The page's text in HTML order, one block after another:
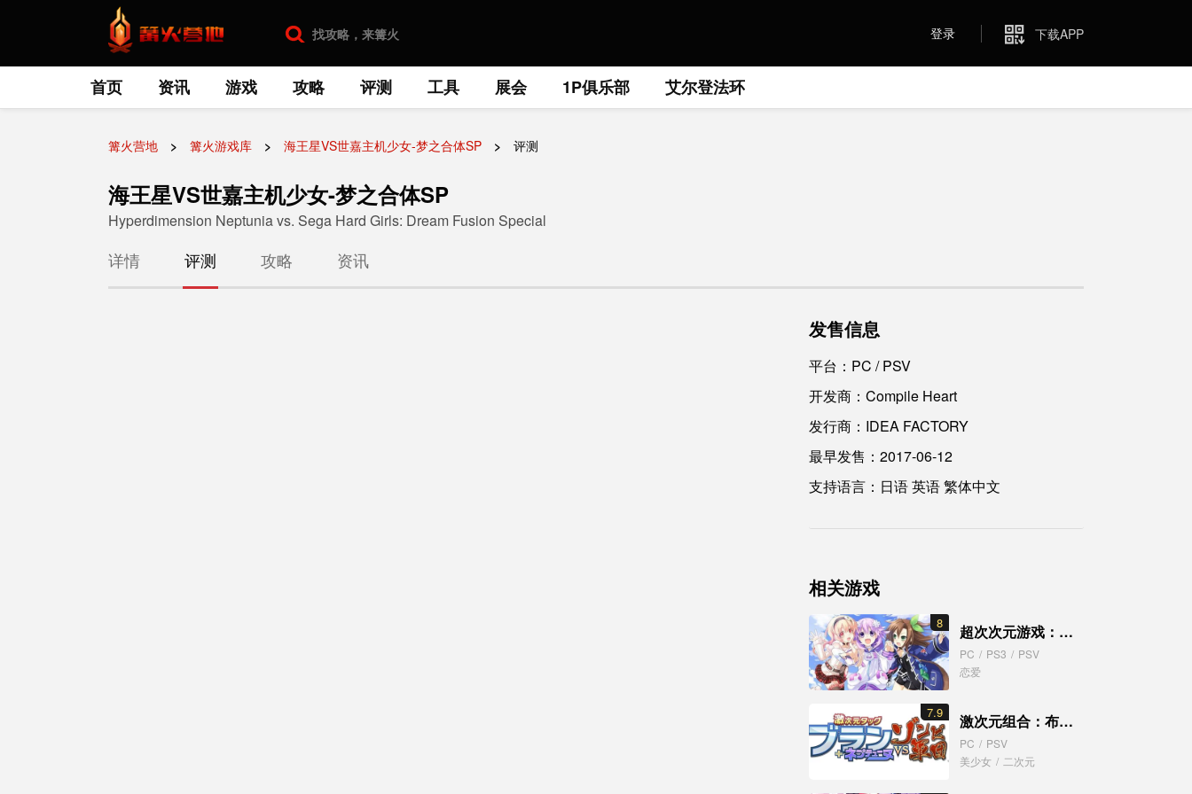
登录 下载APP
首页 资讯 游戏 攻略 评测 工具 展会 1P俱乐部 艾尔登法环
篝火营地 篝火游戏库 海王星VS世嘉主机少女-梦之合体SP 评测
海王星VS世嘉主机少女-梦之合体SP
Hyperdimension Neptunia vs. Sega Hard Girls: Dream Fusion Special
详情 评测 攻略 资讯
发售信息
平台：PC / PSV
开发商：Compile Heart
发行商：IDEA FACTORY
最早发售：2017-06-12
支持语言：日语 英语 繁体中文
相关游戏
8 超次次元游戏：海王星 重生1
PC / PS3 / PSV
恋爱
7.9 激次元组合：布兰+海王星VS僵尸军团
PC / PSV
美少女 / 二次元